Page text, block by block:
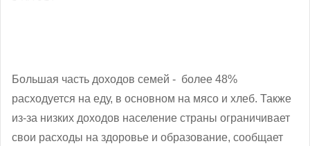
Большая часть доходов семей - более 48%
расходуется на еду, в основном на мясо и хлеб. Также
из-за низких доходов население страны ограничивает
свои расходы на здоровье и образование, сообщает